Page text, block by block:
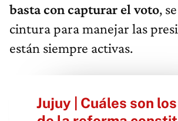
basta con capturar el voto,
cintura para manejar las
están siempre activas.
Jujuy | Cuáles son